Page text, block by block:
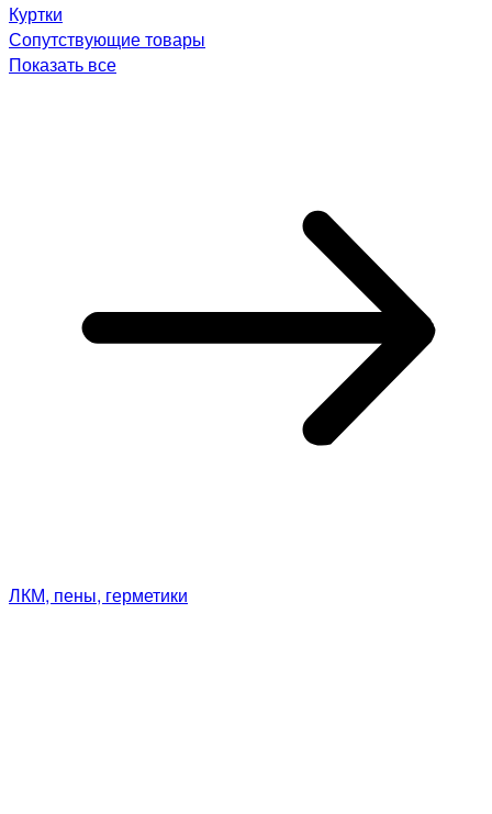
Куртки
Сопутствующие товары
Показать все
ЛКМ, пены, герметики